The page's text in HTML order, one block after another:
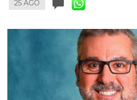
25 AGO